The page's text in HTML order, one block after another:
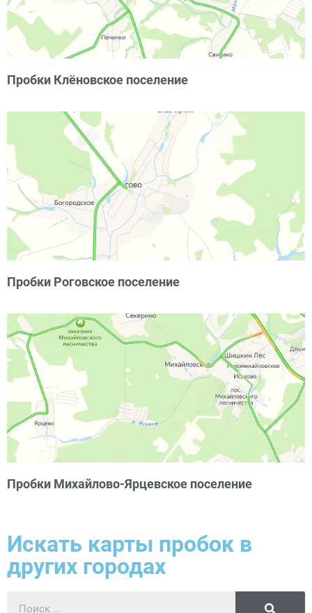
Пробки Клёновское поселение
Пробки Роговское поселение
Пробки Михайлово-Ярцевское поселение
Искать карты пробок в
других городах